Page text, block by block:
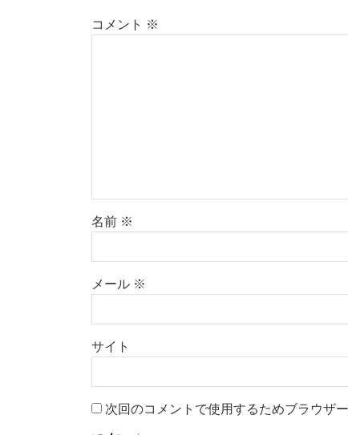
コメント ※
名前 ※
メール ※
サイト
次回のコメントで使用するためブラウザ